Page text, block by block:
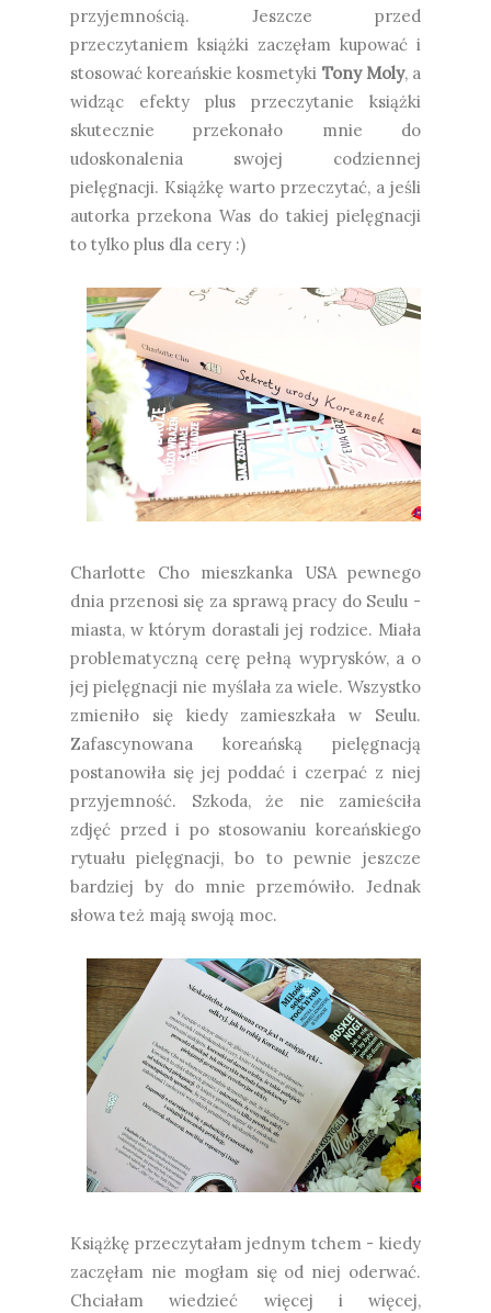
przyjemnością. Jeszcze przed
przeczytaniem książki zaczęłam kupować i
stosować koreańskie kosmetyki Tony Moly, a
widząc efekty plus przeczytanie książki
skutecznie przekonało mnie do
udoskonalenia swojej codziennej
pielęgnacji. Książkę warto przeczytać, a jeśli
autorka przekona Was do takiej pielęgnacji
to tylko plus dla cery :)
Charlotte Cho mieszkanka USA pewnego
dnia przenosi się za sprawą pracy do Seulu -
miasta, w którym dorastali jej rodzice. Miała
problematyczną cerę pełną wyprysków, a o
jej pielęgnacji nie myślała za wiele. Wszystko
zmieniło się kiedy zamieszkała w Seulu.
Zafascynowana koreańską pielęgnacją
postanowiła się jej poddać i czerpać z niej
przyjemność. Szkoda, że nie zamieściła
zdjęć przed i po stosowaniu koreańskiego
rytuału pielęgnacji, bo to pewnie jeszcze
bardziej by do mnie przemówiło. Jednak
słowa też mają swoją moc.
Książkę przeczytałam jednym tchem - kiedy
zaczęłam nie mogłam się od niej oderwać.
Chciałam wiedzieć więcej i więcej,